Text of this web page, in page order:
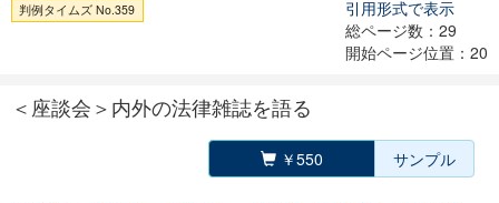
判例タイムズ No.359
引用形式で表示
総ページ数：29
開始ページ位置：20
＜座談会＞内外の法律雑誌を語る
￥550 サンプル